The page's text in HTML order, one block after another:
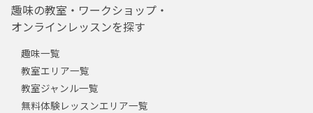
趣味の教室・ワークショップ・
オンラインレッスンを探す
趣味一覧
教室エリア一覧
教室ジャンル一覧
無料体験レッスンエリア一覧